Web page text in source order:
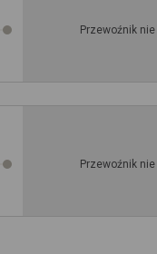
Przewoźnik
Przewoźnik